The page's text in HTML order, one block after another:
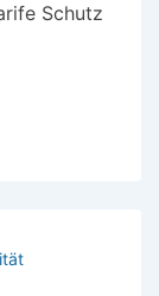
Schutz